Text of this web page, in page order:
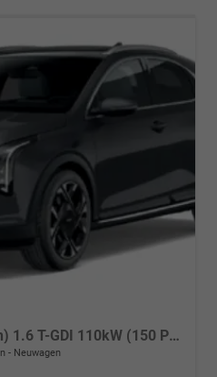
Edition MJ 2027 (Edition) 1.6 T-GDI 110kW (150 PS) 7-Gang DCT Automatikgetriebe
Neuwagen